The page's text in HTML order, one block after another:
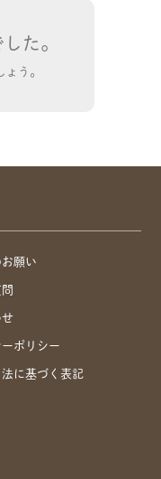
た。
う。
願い
せ
ポリシー
に基づく表記